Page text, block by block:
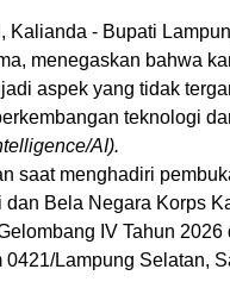
Kalianda - Bupati
menegaskan bahwa
aspek yang tidak
teknologi
AI).
saat menghadiri
dan Bela Negara Korps
IV Tahun 2026
0421/Lampung Selatan,